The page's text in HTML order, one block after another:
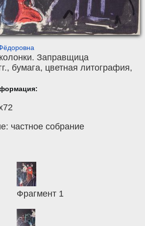
Заправщица
бумага, цветная литография,
частное собрание
Фрагмент 1